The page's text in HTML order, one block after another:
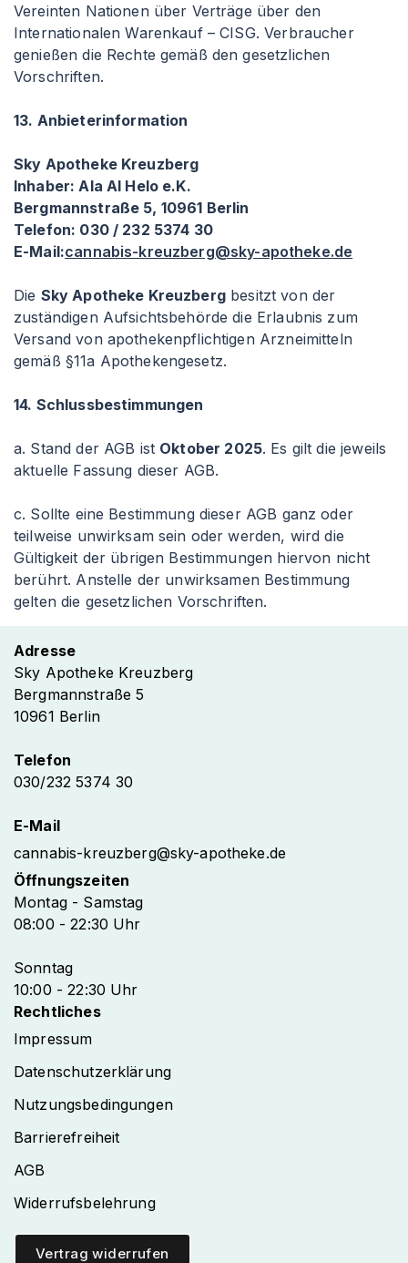
Vereinten Nationen über Verträge über den
Internationalen Warenkauf – CISG. Verbraucher
genießen die Rechte gemäß den gesetzlichen
Vorschriften.
13. Anbieterinformation
Sky Apotheke Kreuzberg
Inhaber: Ala Al Helo e.K.
Bergmannstraße 5, 10961 Berlin
Telefon: 030 / 232 5374 30
E-Mail:cannabis-kreuzberg@sky-apotheke.de
Die Sky Apotheke Kreuzbergbesitzt von der
zuständigen Aufsichtsbehörde die Erlaubnis zum
Versand von apothekenpflichtigen Arzneimitteln
gemäß §11a Apothekengesetz.
14. Schlussbestimmungen
a. Stand der AGB ist Oktober 2025. Es gilt die jeweils
aktuelle Fassung dieser AGB.
c. Sollte eine Bestimmung dieser AGB ganz oder
teilweise unwirksam sein oder werden, wird die
Gültigkeit der übrigen Bestimmungen hiervon nicht
berührt. Anstelle der unwirksamen Bestimmung
gelten die gesetzlichen Vorschriften.
Adresse
Sky Apotheke Kreuzberg
Bergmannstraße 5
10961 Berlin
Telefon
030/232 5374 30
E-Mail
cannabis-kreuzberg@sky-apotheke.de
Öffnungszeiten
Montag - Samstag
08:00 - 22:30 Uhr
Sonntag
10:00 - 22:30 Uhr
Rechtliches
Impressum
Datenschutzerklärung
Nutzungsbedingungen
Barrierefreiheit
AGB
Widerrufsbelehrung
Vertrag widerrufen